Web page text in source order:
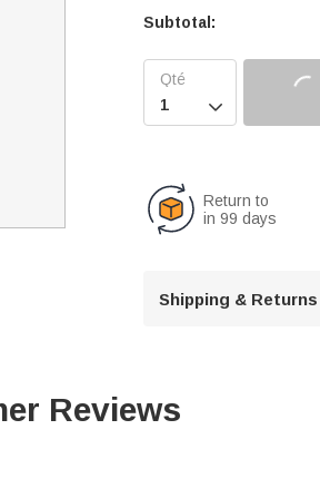
Subtotal:

Return to
in 99 days
Shipping & Returns
Reviews